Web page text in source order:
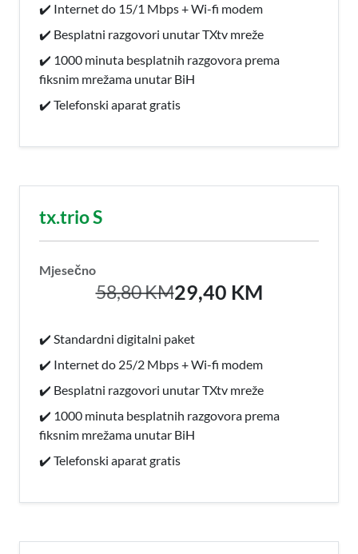
✔️ Internet do 15/1 Mbps + Wi-fi modem
✔️ Besplatni razgovori unutar TXtv mreže
✔️ 1000 minuta besplatnih razgovora prema
fiksnim mrežama unutar BiH
✔️ Telefonski aparat gratis
tx.trio S
Mjesečno
58,80 KM29,40 KM
✔️ Standardni digitalni paket
✔️ Internet do 25/2 Mbps + Wi-fi modem
✔️ Besplatni razgovori unutar TXtv mreže
✔️ 1000 minuta besplatnih razgovora prema
fiksnim mrežama unutar BiH
✔️ Telefonski aparat gratis